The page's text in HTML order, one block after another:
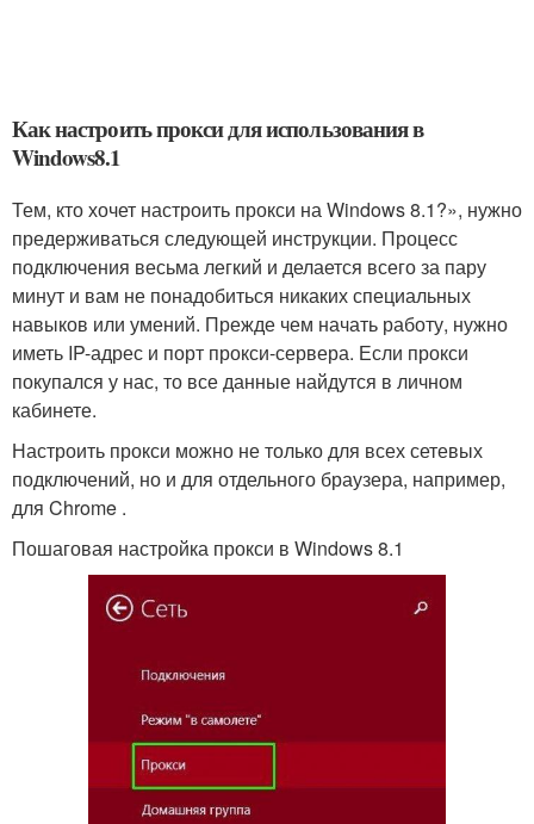
Как настроить прокси для использования в
Windows8.1
Тем, кто хочет настроить прокси на Windows 8.1?», нужно
предерживаться следующей инструкции. Процесс
подключения весьма легкий и делается всего за пару
минут и вам не понадобиться никаких специальных
навыков или умений. Прежде чем начать работу, нужно
иметь IP-адрес и порт прокси-сервера. Если прокси
покупался у нас, то все данные найдутся в личном
кабинете.
Настроить прокси можно не только для всех сетевых
подключений, но и для отдельного браузера, например,
для Chrome .
Пошаговая настройка прокси в Windows 8.1